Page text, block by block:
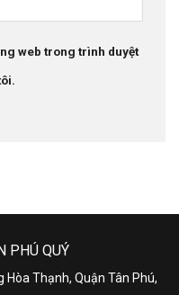
web trong trình duyệt
PHÚ QUÝ
Thạnh, Quận Tân Phú,